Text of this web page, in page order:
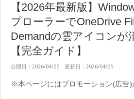
【2026年最新版】
プローラーでOneDrive
Demandの雲アイコンが
【完全ガイド】
公開日：2026/04/25 更新日：2026/04/25
※本ページにはプロモーション(広告)